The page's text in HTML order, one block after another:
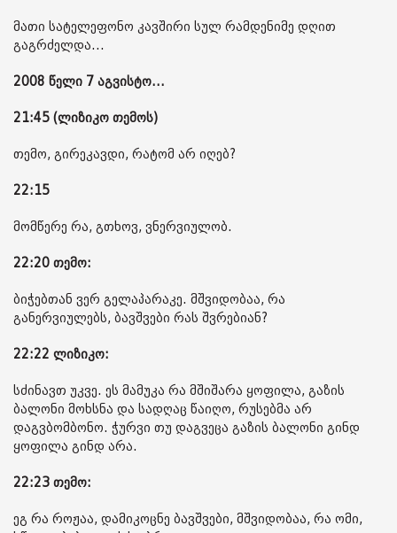
მათი სატელეფონო კავშირი სულ რამდენიმე დღით
გაგრძელდა...
2008 წელი 7 აგვისტო...
21:45 (ლიზიკო თემოს)
თემო, გირეკავდი, რატომ არ იღებ?
22:15
მომწერე რა, გთხოვ, ვნერვიულობ.
22:20 თემო:
ბიჭებთან ვერ გელაპარაკე. მშვიდობაა, რა
განერვიულებს, ბავშვები რას შვრებიან?
22:22 ლიზიკო:
სძინავთ უკვე. ეს მამუკა რა მშიშარა ყოფილა, გაზის
ბალონი მოხსნა და სადღაც წაიღო, რუსებმა არ
დაგვბომბონო. ჭურვი თუ დაგვეცა გაზის ბალონი გინდ
ყოფილა გინდ არა.
22:23 თემო:
ეგ რა როჟაა, დამიკოცნე ბავშვები, მშვიდობაა, რა ომი,